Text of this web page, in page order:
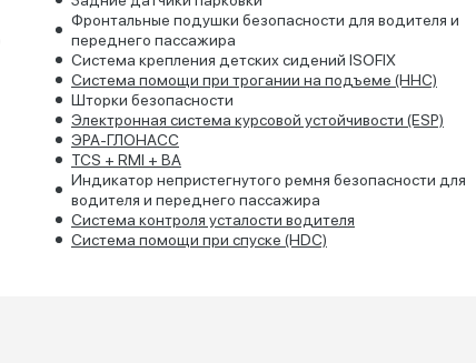
Фронтальные подушки безопасности для водителя и
переднего пассажира
Система крепления детских сидений ISOFIX
Система помощи при трогании на подъеме (HHC)
Шторки безопасности
Электронная система курсовой устойчивости (ESP)
ЭРА-ГЛОНАСС
TCS + RMI + BA
Индикатор непристегнутого ремня безопасности для
водителя и переднего пассажира
Система контроля усталости водителя
Система помощи при спуске (HDC)